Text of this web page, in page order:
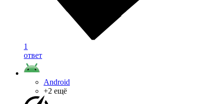
1
ответ
Android
+2 ещё